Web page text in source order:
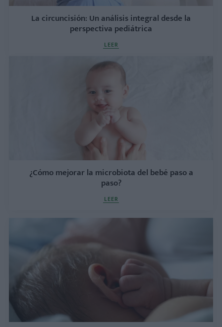
La circu​ncisión: Un análisis integral desde la
perspectiva pediátrica
LEER
¿Cómo mejorar la microbiota del bebé paso a
paso?
LEER